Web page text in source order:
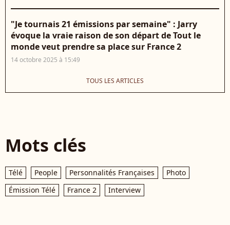
"Je tournais 21 émissions par semaine" : Jarry
évoque la vraie raison de son départ de Tout le
monde veut prendre sa place sur France 2
14 octobre 2025 à 15:49
TOUS LES ARTICLES
Mots clés
Télé People Personnalités Françaises
Photo
Émission Télé
France 2 Interview